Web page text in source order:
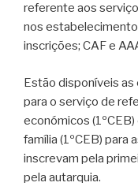
referente aos
nos
inscrições; CAF e
Estão disponíveis as
para o serviço de
económicos
família (1ºCEB) para
inscrevam pela
pela autarquia.